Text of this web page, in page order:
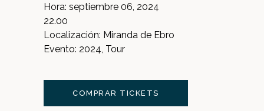
Hora: septiembre 06, 2024
22.00
Localización: Miranda de Ebro
Evento: 2024, Tour
COMPRAR TICKETS